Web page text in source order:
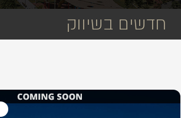
חדשים בשיווק